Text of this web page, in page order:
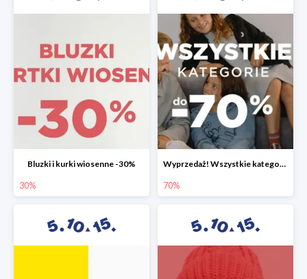
Bluzki i kurki wiosenne -30%
30%
Wyprzedaż! Wszystkie kategorie do -70%
70%